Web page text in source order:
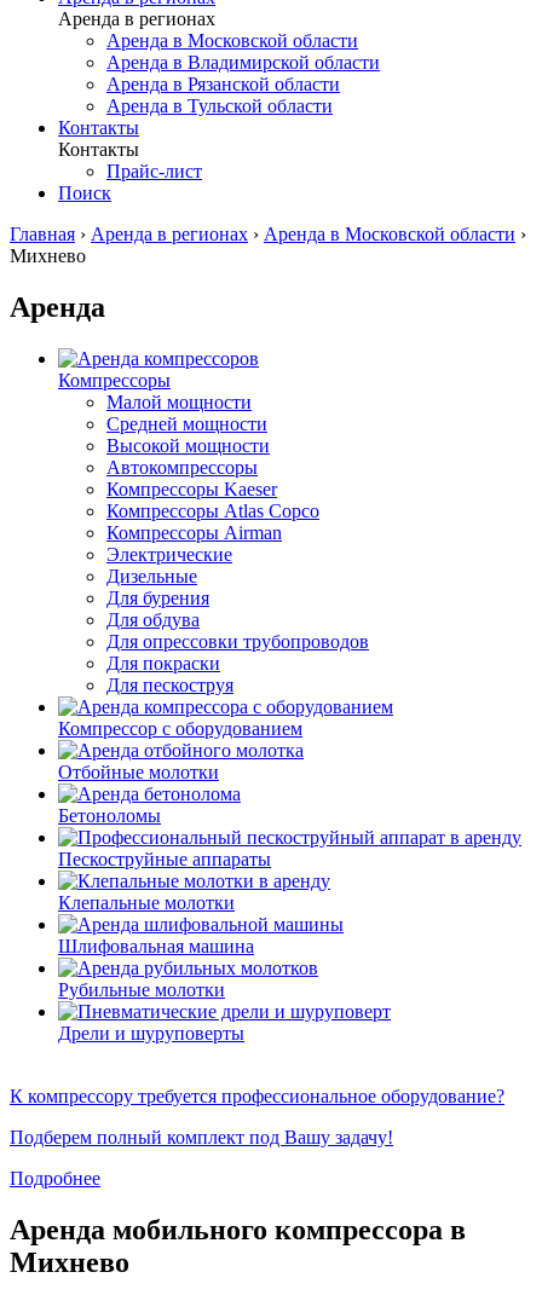
Аренда в регионах
Аренда в Московской области
Аренда в Владимирской области
Аренда в Рязанской области
Аренда в Тульской области
Контакты
Контакты
Прайс-лист
Поиск
Главная › Аренда в регионах › Аренда в Московской области ›
Михнево
Аренда
Компрессоры
Малой мощности
Средней мощности
Высокой мощности
Автокомпрессоры
Компрессоры Kaeser
Компрессоры Atlas Copco
Компрессоры Airman
Электрические
Дизельные
Для бурения
Для обдува
Для опрессовки трубопроводов
Для покраски
Для пескоструя
Компрессор с оборудованием
Отбойные молотки
Бетоноломы
Пескоструйные аппараты
Клепальные молотки
Шлифовальная машина
Рубильные молотки
Дрели и шуруповерты
К компрессору требуется профессиональное оборудование?
Подберем полный комплект под Вашу задачу!
Подробнее
Аренда мобильного компрессора в
Михнево